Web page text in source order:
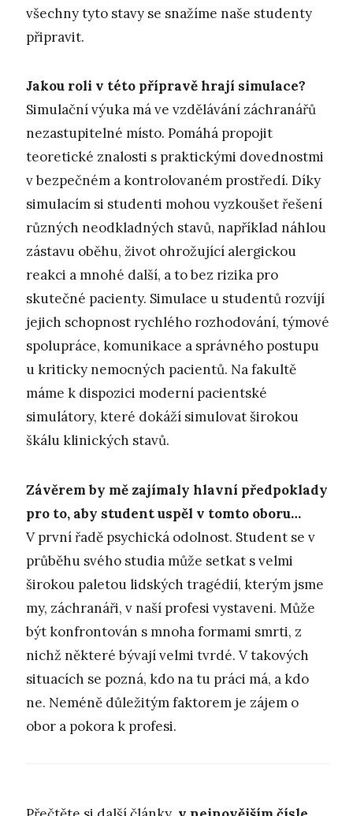
všechny tyto stavy se snažíme naše studenty
připravit.
Jakou roli v této přípravě hrají simulace?
Simulační výuka má ve vzdělávání záchranářů
nezastupitelné místo. Pomáhá propojit
teoretické znalosti s praktickými dovednostmi
v bezpečném a kontrolovaném prostředí. Díky
simulacím si studenti mohou vyzkoušet řešení
různých neodkladných stavů, například náhlou
zástavu oběhu, život ohrožující alergickou
reakci a mnohé další, a to bez rizika pro
skutečné pacienty. Simulace u studentů rozvíjí
jejich schopnost rychlého rozhodování, týmové
spolupráce, komunikace a správného postupu
u kriticky nemocných pacientů. Na fakultě
máme k dispozici moderní pacientské
simulátory, které dokáží simulovat širokou
škálu klinických stavů.
Závěrem by mě zajímaly hlavní předpoklady
pro to, aby student uspěl v tomto oboru…
V první řadě psychická odolnost. Student se v
průběhu svého studia může setkat s velmi
širokou paletou lidských tragédií, kterým jsme
my, záchranáři, v naší profesi vystaveni. Může
být konfrontován s mnoha formami smrti, z
nichž některé bývají velmi tvrdé. V takových
situacích se pozná, kdo na tu práci má, a kdo
ne. Neméně důležitým faktorem je zájem o
obor a pokora k profesi.